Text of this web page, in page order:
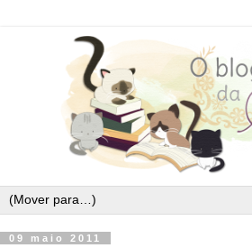
09 maio 2011